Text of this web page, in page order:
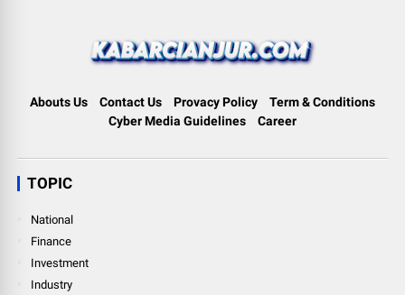
Abouts Us Contact Us Provacy Policy
Term & Conditions
Cyber Media Guidelines
Career
TOPIC
National
Finance
Investment
Industry